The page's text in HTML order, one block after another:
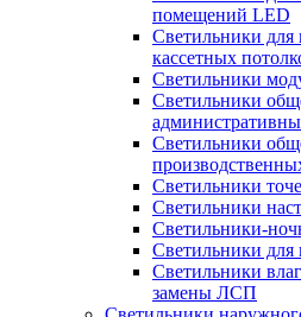
помещений LED
Светильники для
кассетных
Светильники
Светильники
Светильники
Светильники
Светильники
Светильники-
Светильники для
Светильники
замены ЛСП